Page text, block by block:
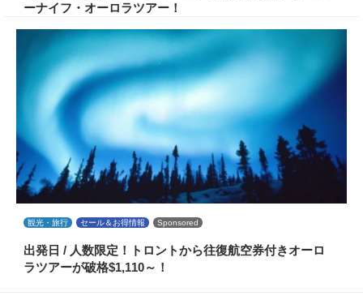
ーナイフ・オーロラツアー！
観光・旅行 セール＆お得情報 Sponsored
出発日 / 人数限定！トロントから往復航空券付きオーロ
ラツアーが破格$1,110～！